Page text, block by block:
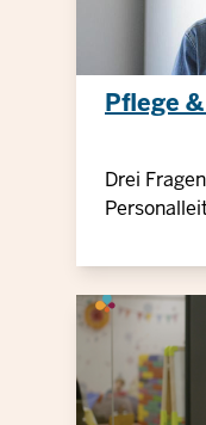
Pflege
Drei